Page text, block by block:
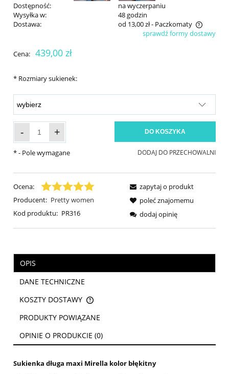
Dostępność:
na wyczerpaniu
Wysyłka w:
48 godzin
Dostawa:
od 13,00 zł- Paczkomaty
Cena nie zawiera ewentualnych kosztów płatnościsprawdź formy dostawy
Cena: 439,00 zł
* Rozmiary sukienek:
- + DO KOSZYKA
DODAJ DO PRZECHOWALNI
*- Pole wymagane
Ocena:
Producent: Pretty women
Kod produktu: PR316
zapytaj o produkt
poleć znajomemu
dodaj opinię
OPIS
DANE TECHNICZNE
KOSZTY DOSTAWY
CENA NIE ZAWIERA EWENTUALNYCH KOSZTÓW PŁATNOŚCI
PRODUKTY POWIĄZANE
OPINIE O PRODUKCIE (0)
Sukienka długa maxi Mirella kolor błękitny